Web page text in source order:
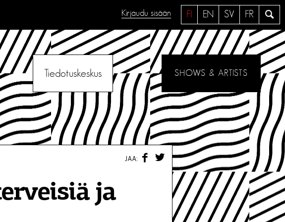
a
e
FI EN SV FR
Kirjaudu sisään
Tiedotuskeskus SHOWS & ARTISTS
ja
JAA:
F
W